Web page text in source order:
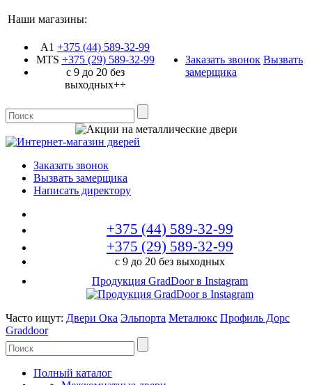
Наши магазины:
A1 +375 (44) 589-32-99
MTS +375 (29)589-32-99
с 9 до 20 без
выходных++
Заказать звонок Вызвать
замерщика
Заказать звонок
Вызвать замерщика
Написать директору
+375 (44) 589-32-99
+375 (29) 589-32-99
с 9 до 20 без выходных
Продукция GradDoor в Instagram
Часто ищут: Двери Ока Эльпорта Металюкс Профиль Дорс
Graddoor
Полный каталог